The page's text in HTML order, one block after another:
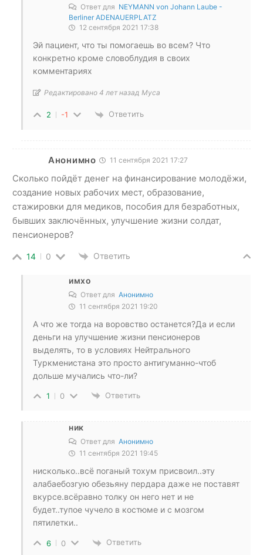
Ответ для NEYMANN von Johann Laube -
Berliner ADENAUERPLATZ
12 сентября 2021 17:38
Эй пациент, что ты помогаешь во всем? Что
конкретно кроме словоблудия в своих
комментариях
Редактировано 4 лет назад Муса
2 -1 Ответить
Анонимно 11 сентября 2021 17:27
Сколько пойдёт денег на финансирование молодёжи,
создание новых рабочих мест, образование,
стажировки для медиков, пособия для безработных,
бывших заключённых, улучшение жизни солдат,
пенсионеров?
14 0 Ответить
имхо
Ответ для Анонимно
11 сентября 2021 19:20
А что же тогда на воровство останется?Да и если
деньги на улучшение жизни пенсионеров
выделять, то в условиях Нейтрального
Туркменистана это просто антигуманно-чтоб
дольше мучались что-ли?
1 0 Ответить
ник
Ответ для Анонимно
11 сентября 2021 19:45
нисколько..всё поганый тохум присвоил..эту
алабаебозгую обезьяну пердара даже не поставят
вкурсе.всёравно толку он него нет и не
будет..тупое чучело в костюме и с мозгом
пятилетки..
6 0 Ответить